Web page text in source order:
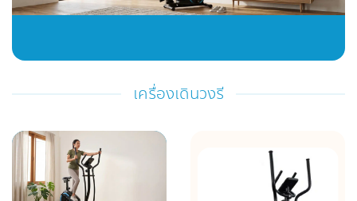
เครื่องเดินวงรี